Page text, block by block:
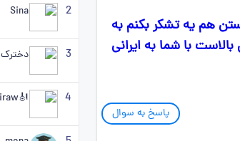
هم یه تشکر بکنم به
با شما به ایرانی
پاسخ به سوال
2
Sina
3 دخترک
4
🎻iraw